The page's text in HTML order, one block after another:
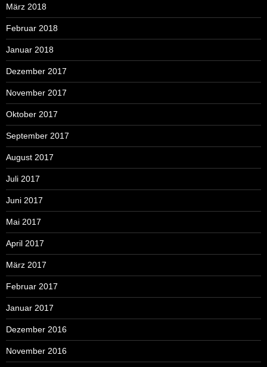
März 2018
Februar 2018
Januar 2018
Dezember 2017
November 2017
Oktober 2017
September 2017
August 2017
Juli 2017
Juni 2017
Mai 2017
April 2017
März 2017
Februar 2017
Januar 2017
Dezember 2016
November 2016